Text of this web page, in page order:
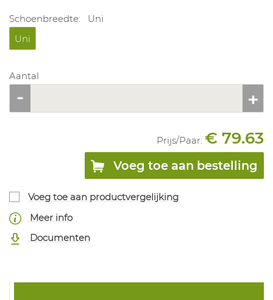
Schoenbreedte:
Uni
Uni
Aantal
Prijs/Paar: € 79.63
Voeg toe aan bestelling
Voeg toe aan productvergelijking
Meer info
Documenten